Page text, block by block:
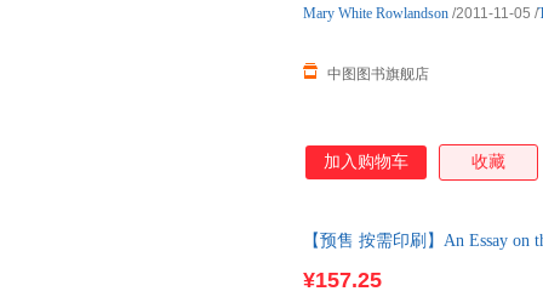
中图图书旗舰店
Mary White Rowlandson /2011-11-05 /
加入购物车 收藏
【预售 按需印刷】An Essay on
¥157.25